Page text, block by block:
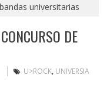
universitarias
DE
U>ROCK, UNIVERSIA